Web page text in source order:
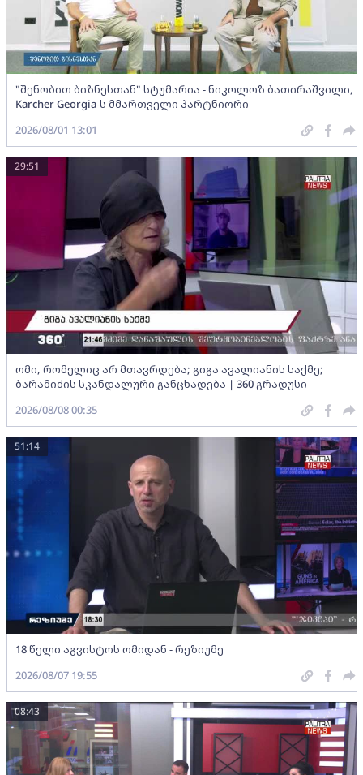
"შენობით ბიზნესთან" სტუმარია - ნიკოლოზ ბათირაშვილი,
Karcher Georgia-ს მმართველი პარტნიორი
2026/08/01 13:01
ომი, რომელიც არ მთავრდება; გიგა ავალიანის საქმე;
ბარამიძის სკანდალური განცხადება | 360 გრადუსი
29:51
2026/08/08 00:35
18 წელი აგვისტოს ომიდან - რეზიუმე
51:14
2026/08/07 19:55
08:43